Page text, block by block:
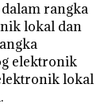
rangka
lokal dan
elektronik
lokal